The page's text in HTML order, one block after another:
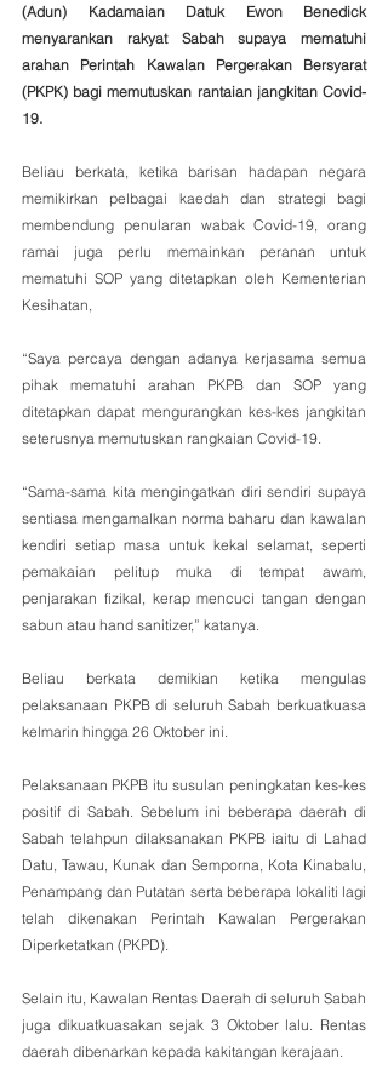
(Adun) Kadamaian Datuk Ewon Benedick
menyarankan rakyat Sabah supaya mematuhi
arahan Perintah Kawalan Pergerakan Bersyarat
(PKPK) bagi memutuskan rantaian jangkitan Covid-
19.
Beliau berkata, ketika barisan hadapan negara
memikirkan pelbagai kaedah dan strategi bagi
membendung penularan wabak Covid-19, orang
ramai juga perlu memainkan peranan untuk
mematuhi SOP yang ditetapkan oleh Kementerian
Kesihatan,
“Saya percaya dengan adanya kerjasama semua
pihak mematuhi arahan PKPB dan SOP yang
ditetapkan dapat mengurangkan kes-kes jangkitan
seterusnya memutuskan rangkaian Covid-19.
“Sama-sama kita mengingatkan diri sendiri supaya
sentiasa mengamalkan norma baharu dan kawalan
kendiri setiap masa untuk kekal selamat, seperti
pemakaian pelitup muka di tempat awam,
penjarakan fizikal, kerap mencuci tangan dengan
sabun atau hand sanitizer,” katanya.
Beliau berkata demikian ketika mengulas
pelaksanaan PKPB di seluruh Sabah berkuatkuasa
kelmarin hingga 26 Oktober ini.
Pelaksanaan PKPB itu susulan peningkatan kes-kes
positif di Sabah. Sebelum ini beberapa daerah di
Sabah telahpun dilaksanakan PKPB iaitu di Lahad
Datu, Tawau, Kunak dan Semporna, Kota Kinabalu,
Penampang dan Putatan serta beberapa lokaliti lagi
telah dikenakan Perintah Kawalan Pergerakan
Diperketatkan (PKPD).
Selain itu, Kawalan Rentas Daerah di seluruh Sabah
juga dikuatkuasakan sejak 3 Oktober lalu. Rentas
daerah dibenarkan kepada kakitangan kerajaan.